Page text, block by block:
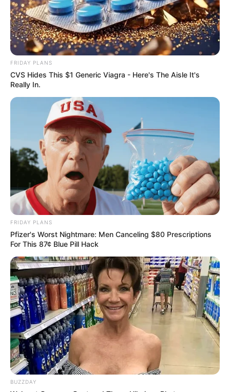
Arthrologist Begs To Stop Buying Knee Braces -
Do This Instead
FORGE BODY
Remember Hensel Twins? Grab Tissues Before
You See Them Now
MFH
He Was Just A Step Away From Death: Makes You
Cry And Laugh
FRIDAY PLANS
CVS Hides This $1 Generic Viagra - Here's The Aisle It's
Really In.
FRIDAY PLANS
Pfizer's Worst Nightmare: Men Canceling $80 Prescriptions
For This 87¢ Blue Pill Hack
BUZZDAY